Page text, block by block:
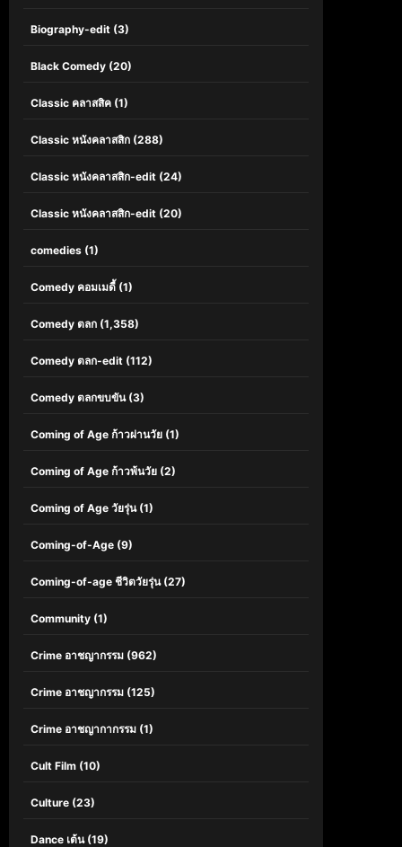
Biography-edit (3)
Black Comedy (20)
Classic คลาสสิค (1)
Classic หนังคลาสสิก (288)
Classic หนังคลาสสิก-edit (24)
Classic หนังคลาสสิก-edit (20)
comedies (1)
Comedy คอมเมดี้ (1)
Comedy ตลก (1,358)
Comedy ตลก-edit (112)
Comedy ตลกขบขัน(3)
Coming of Age ก้าวผ่านวัย (1)
Coming of Age ก้าวพ้นวัย (2)
Coming of Age วัยรุ่น(1)
Coming-of-Age (9)
Coming-of-age ชีวิตวัยรุ่น(27)
Community (1)
Crime อาชญากรรม (962)
Crime อาชญากรรม (125)
Crime อาชญากากรรม (1)
Cult Film (10)
Culture (23)
Dance เต้น(19)